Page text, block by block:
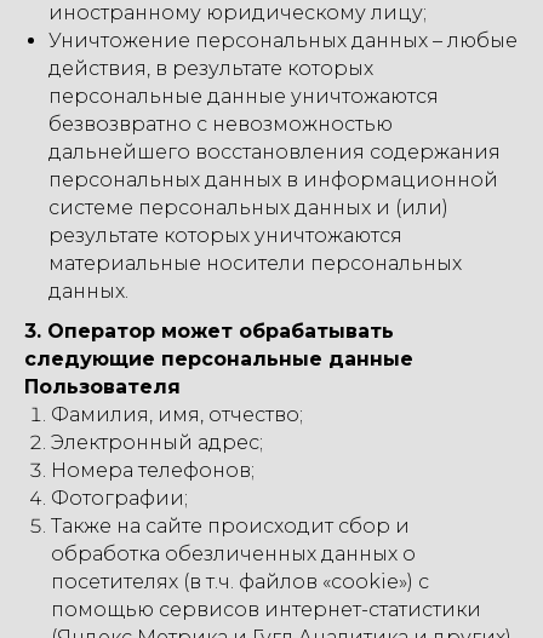
иностранному юридическому лицу;
Уничтожение персональных данных – любые
действия, в результате которых
персональные данные уничтожаются
безвозвратно с невозможностью
дальнейшего восстановления содержания
персональных данных в информационной
системе персональных данных и (или)
результате которых уничтожаются
материальные носители персональных
данных.
3. Оператор может обрабатывать
следующие персональные данные
Пользователя
Фамилия, имя, отчество;
Электронный адрес;
Номера телефонов;
Фотографии;
Также на сайте происходит сбор и
обработка обезличенных данных о
посетителях (в т.ч. файлов «cookie») с
помощью сервисов интернет-статистики